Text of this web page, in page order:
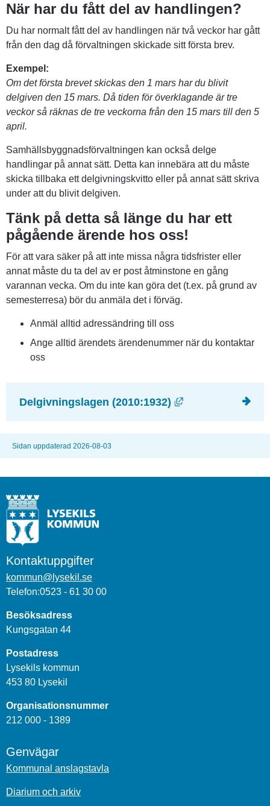
När har du fått del av handlingen?
Du har normalt fått del av handlingen när två veckor har gått
från den dag då förvaltningen skickade sitt första brev.
Exempel:
Om det första brevet skickas den 1 mars har du blivit
delgiven den 15 mars. Då tiden för överklagande är tre
veckor så räknas de tre veckorna från den 15 mars till den 5
april.
Samhällsbyggnadsförvaltningen kan också delge
handlingar på annat sätt. Detta kan innebära att du måste
skicka tillbaka ett delgivningskvitto eller på annat sätt skriva
under att du blivit delgiven.
Tänk på detta så länge du har ett
pågående ärende hos oss!
För att vara säker på att inte missa några tidsfrister eller
annat måste du ta del av er post åtminstone en gång
varannan vecka. Om du inte kan göra det (t.ex. på grund av
semesterresa) bör du anmäla det i förväg.
Anmäl alltid adressändring till oss
Ange alltid ärendets ärendenummer när du kontaktar
oss
Delgivningslagen (2010:1932) Länk till annan
Sidan uppdaterad 2026-08-03
Kontaktuppgifter
kommun@lysekil.se
Telefon:0523 - 61 30 00
Besöksadress
Kungsgatan 44
Postadress
Lysekils kommun
453 80 Lysekil
Organisationsnummer
212 000 - 1389
Genvägar
Kommunal anslagstavla
Diarium och arkiv